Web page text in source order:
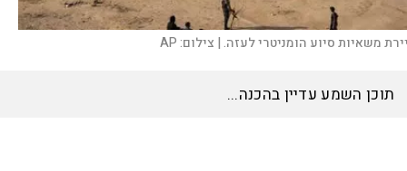
משאיות סיוע הומניטרי לעזה. | צילום:AP